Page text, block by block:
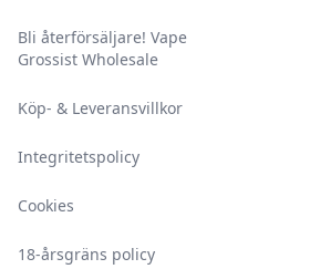
Bli återförsäljare! Vape
Grossist Wholesale
Köp- & Leveransvillkor
Integritetspolicy
Cookies
18-årsgräns policy